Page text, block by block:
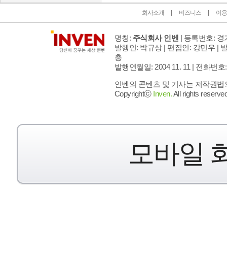
회사소개 비즈니스 이
명칭: 주식회사 인벤 | 등록번호: 경
발행인: 박규상 | 편집인: 강민우 |
층
발행연월일: 2004 11. 11 | 전화번호
인벤의 콘텐츠 및 기사는 저작권
Copyrightⓒ Inven.All rights
모바일